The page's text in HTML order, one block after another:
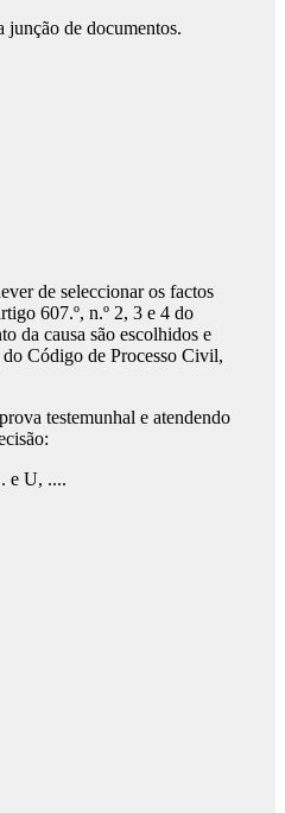
junção de documentos.
de seleccionar os factos
607.º, n.º 2, 3 e 4 do
da causa são escolhidos e
do Código de Processo Civil,
testemunhal e atendendo
e U, ....